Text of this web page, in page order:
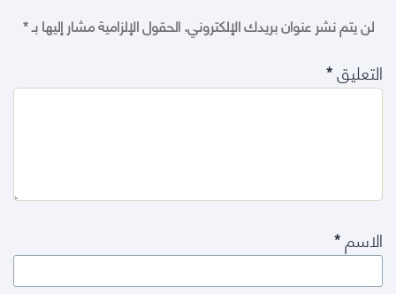
لن يتم نشر عنوان بريدك الإلكتروني.الحقول الإلزامية مشار إليها بـ*
التعليق*
الاسم*